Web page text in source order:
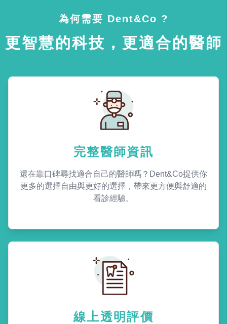
為何需要 Dent&Co ?
更智慧的科技，更適合的醫師
完整醫師資訊
還在靠口碑尋找適合自己的醫師嗎？Dent&Co提供你
更多的選擇自由與更好的選擇，帶來更方便與舒適的
看診經驗。
線上透明評價